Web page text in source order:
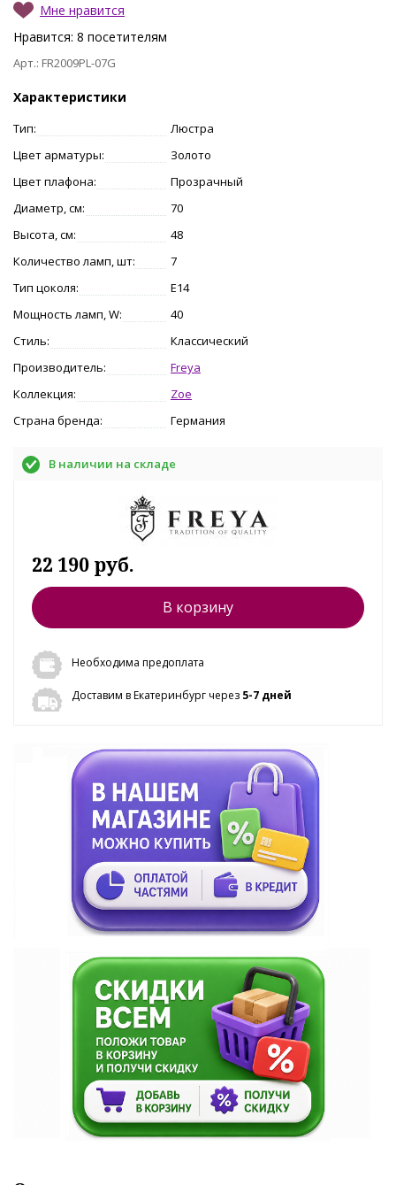
Мне нравится
Нравится: 8 посетителям
Арт.: FR2009PL-07G
Характеристики
Тип:
Люстра
Цвет арматуры:
Золото
Цвет плафона:
Прозрачный
Диаметр, см:
70
Высота, см:
48
Количество ламп, шт:
7
Тип цоколя:
E14
Мощность ламп, W:
40
Стиль:
Классический
Производитель:
Freya
Коллекция:
Zoe
Страна бренда:
Германия
В наличии на складе
22 190 руб.
В корзину
Необходима предоплата
Доставим в Екатеринбург через 5-7 дней